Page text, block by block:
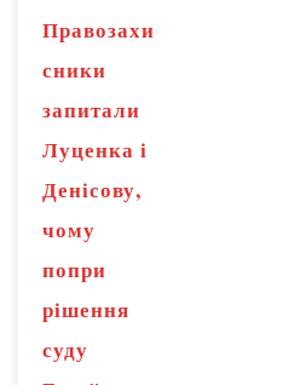
Правозахи
сники
запитали
Луценка і
Денісову,
чому
попри
рішення
суду